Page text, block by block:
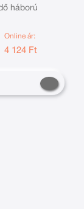
háború
Online ár:
4 124 Ft